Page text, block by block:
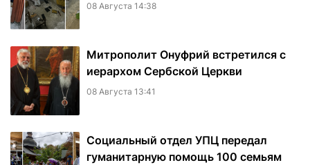
08 Августа 14:38
Митрополит Онуфрий встретился с
иерархом Сербской Церкви
08 Августа 13:41
Социальный отдел УПЦ передал
гуманитарную помощь 100 семьям